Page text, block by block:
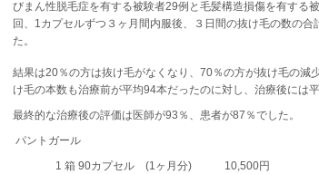
びまん性脱毛症を有する被験者29例と毛髪構造損傷を有する
回、 1カプセルずつ３ヶ月間内服後、３日間の抜け毛の数の合
た。
結果は20％の方は抜け毛がなくなり、 70％の方が抜け毛の減
け毛の本数も治療前が平均94本だったのに対し、治療後には
最終的な治療後の評価は医師が93 ％、患者が87 ％でした。
パントガール
1箱 90カプセル(1ヶ月分) 10,500円